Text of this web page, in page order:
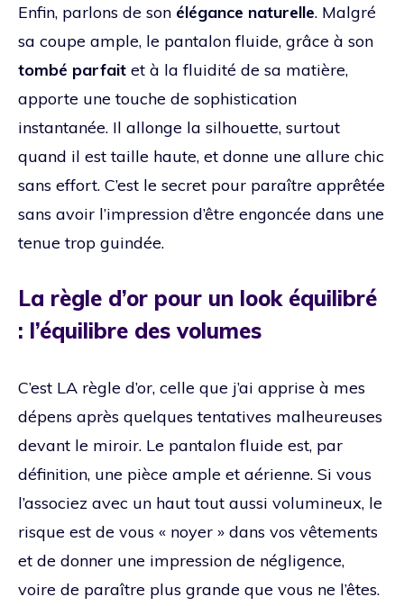
Enfin, parlons de son élégance naturelle. Malgré
sa coupe ample, le pantalon fluide, grâce à son
tombé parfait et à la fluidité de sa matière,
apporte une touche de sophistication
instantanée. Il allonge la silhouette, surtout
quand il est taille haute, et donne une allure chic
sans effort. C’est le secret pour paraître apprêtée
sans avoir l’impression d’être engoncée dans une
tenue trop guindée.
La règle d’or pour un look équilibré
: l’équilibre des volumes
C’est LA règle d’or, celle que j’ai apprise à mes
dépens après quelques tentatives malheureuses
devant le miroir. Le pantalon fluide est, par
définition, une pièce ample et aérienne. Si vous
l’associez avec un haut tout aussi volumineux, le
risque est de vous « noyer » dans vos vêtements
et de donner une impression de négligence,
voire de paraître plus grande que vous ne l’êtes.